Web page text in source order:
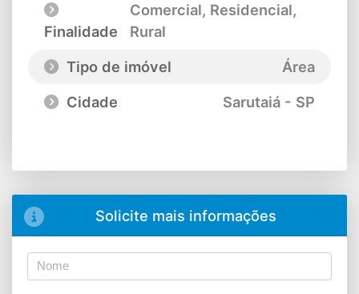
Finalidade
Comercial, Residencial,
Rural
Tipo de imóvel
Área
Cidade
Sarutaiá - SP
Solicite mais informações